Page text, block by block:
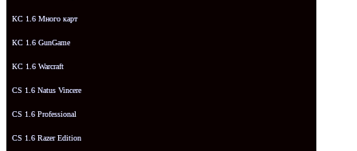
КС 1.6 Много карт
КС 1.6 GunGame
КС 1.6 Warcraft
CS 1.6 Natus Vincere
CS 1.6 Professional
CS 1.6 Razer Edition